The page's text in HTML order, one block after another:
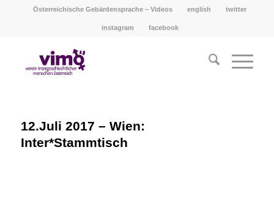
Österreichische Gebärdensprache – Videos english twitter
instagram facebook
12.Juli 2017 – Wien:
Inter*Stammtisch